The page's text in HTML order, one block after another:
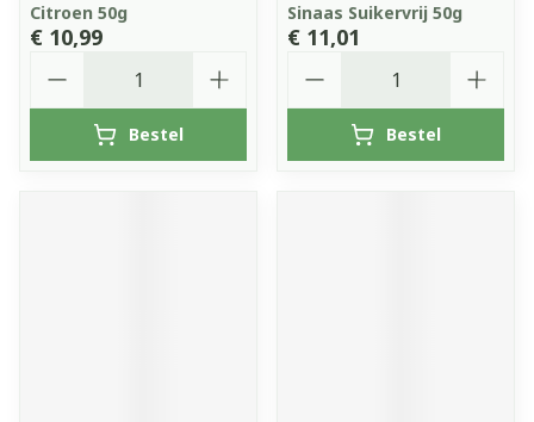
Citroen 50g
€ 10,99
Bestel
Sinaas Suikervrij 50g
€ 11,01
Bestel